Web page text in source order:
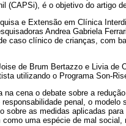
(CAPSi), é o objetivo do artigo
e Extensão em Clínica
Andrea Gabriela
caso clínico de crianças, com
de Brum Bertazzo e Livia de
utilizando o Programa Son-
cena o debate sobre a
penal, o
sobre as medidas aplicadas
uma espécie de mal